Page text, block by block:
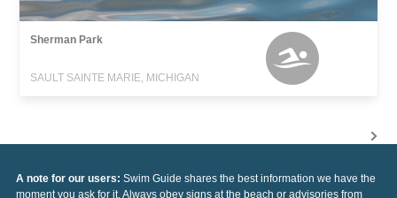
Sherman Park
SAULT SAINTE MARIE, MICHIGAN
A note for our users: Swim Guide shares the best information we have the
moment you ask for it. Always obey signs at the beach or advisories from